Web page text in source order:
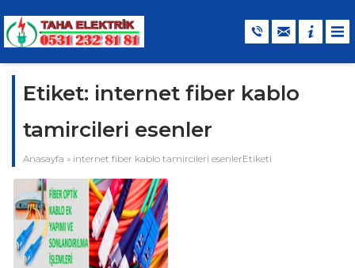
Etiket: internet fiber kablo
tamircileri esenler
Anasayfa » internet fiber kablo tamircileri esenlerEtiketi